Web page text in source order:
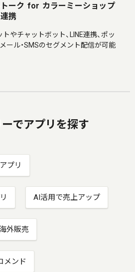
ーク for カラーミーショップ
携
やチャットボット、LINE連携、ポッ
ール・SMSのセグメント配信が可能
でアプリを探す
プリ
AI活用で売上アップ
外販売
メンド